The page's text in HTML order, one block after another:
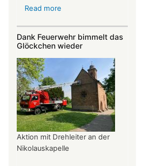
Read more
in
Dank Feuerwehr bimmelt das
Glöckchen wieder
Aktion mit Drehleiter an der
Nikolauskapelle